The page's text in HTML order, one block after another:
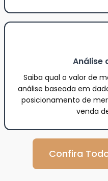
Análise
Saiba qual o valor de
análise baseada em
posicionamento de
venda
Confira